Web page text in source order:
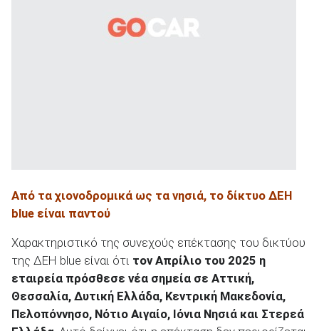
Από τα χιονοδρομικά ως τα νησιά, το δίκτυο ΔΕΗ
blue είναι παντού
Χαρακτηριστικό της συνεχούς επέκτασης του δικτύου
της ΔΕΗ blue είναι ότι τον Απρίλιο του 2025 η
εταιρεία πρόσθεσε νέα σημεία σε Αττική,
Θεσσαλία, Δυτική Ελλάδα, Κεντρική Μακεδονία,
Πελοπόννησο, Νότιο Αιγαίο, Ιόνια Νησιά και Στερεά